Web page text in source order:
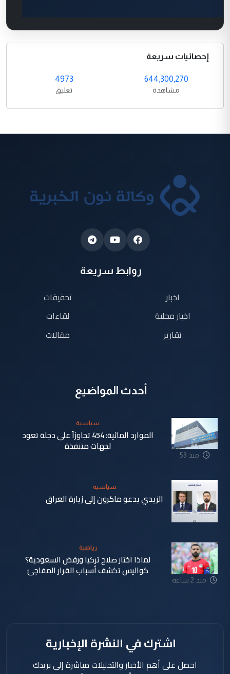
إحصائيات سريعة
644,300,270
مشاهدة
4973
تعليق
روابط سريعة
اخبار
اخبار محلية
تقارير
تحقيقات
لقاءات
مقالات
أحدث المواضيع
منذ 53
سياسية
الموارد المائية: 454 تجاوزاً على دجلة تعود
لجهات متنفذة
سياسية
الزيدي يدعو ماكرون إلى زيارة العراق
منذ 2 ساعة
رياضية
لماذا اختار صلاح تركيا ورفض السعودية؟
كواليس تكشف أسباب القرار المفاجئ
اشترك في النشرة الإخبارية
احصل على أهم الأخبار والتحليلات مباشرة إلى بريدك